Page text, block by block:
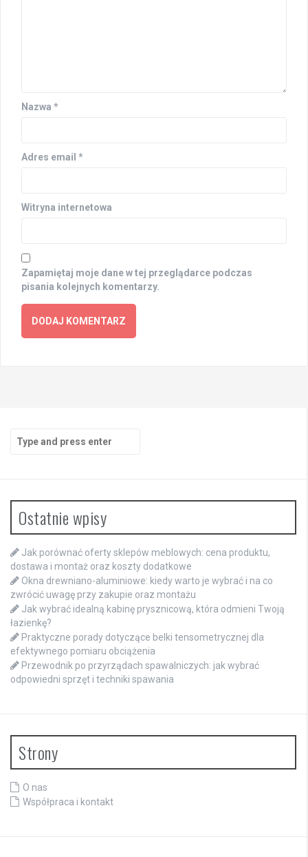
Nazwa *
Adres email *
Witryna internetowa
Zapamiętaj moje dane w tej przeglądarce podczas
pisania kolejnych komentarzy.
for:
Ostatnie wpisy
Jak porównać oferty sklepów meblowych: cena produktu,
dostawa i montaż oraz koszty dodatkowe
Okna drewniano-aluminiowe: kiedy warto je wybrać i na co
zwrócić uwagę przy zakupie oraz montażu
Jak wybrać idealną kabinę prysznicową, która odmieni Twoją
łazienkę?
Praktyczne porady dotyczące belki tensometrycznej dla
efektywnego pomiaru obciążenia
Przewodnik po przyrządach spawalniczych: jak wybrać
odpowiedni sprzęt i techniki spawania
Strony
O nas
Współpraca i kontakt